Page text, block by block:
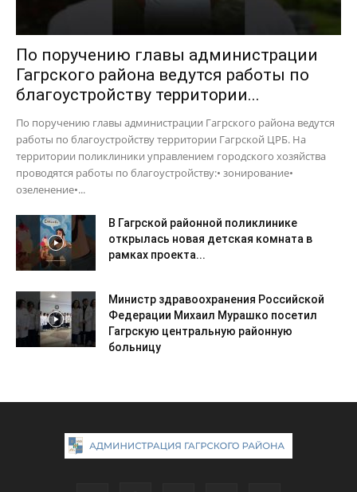
По поручению главы администрации
Гагрского района ведутся работы по
благоустройству территории...
По поручению главы администрации Гагрского района ведутся
работы по благоустройству территории Гагрской ЦРБ. На
территории поликлиники управлением городского хозяйства
проводятся работы по благоустройству:• зонирование•
озеленение•...
В Гагрской районной поликлинике
открылась новая детская комната в
рамках проекта...
Министр здравоохранения Российской
Федерации Михаил Мурашко посетил
Гагрскую центральную районную
больницу